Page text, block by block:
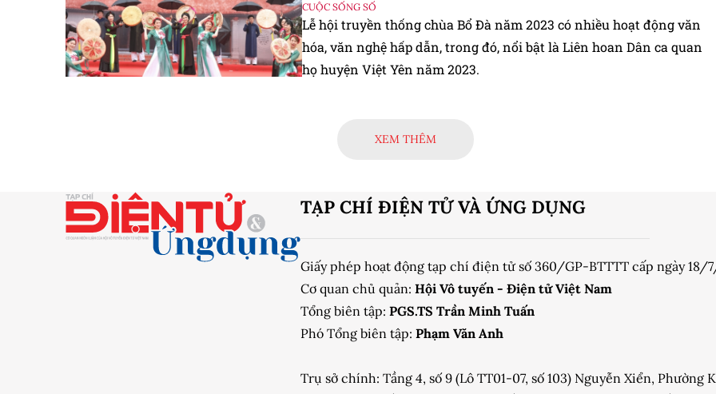
CUỘC SỐNG SỐ
Lễ hội truyền thống chùa Bổ Đà năm 2023 có nhiều hoạt động văn
hóa, văn nghệ hấp dẫn, trong đó, nổi bật là Liên hoan Dân ca quan
họ huyện Việt Yên năm 2023.
XEM THÊM
TẠP CHÍ ĐIỆN TỬ VÀ ỨNG DỤNG
Giấy phép hoạt động tạp chí điện tử số 360/GP-BTTTT cấp ngày 18/
Cơ quan chủ quản: Hội Vô tuyến - Điện tử Việt Nam
Tổng biên tập: PGS.TS Trần Minh Tuấn
Phó Tổng biên tập: Phạm Văn Anh
Trụ sở chính: Tầng 4, số 9 (Lô TT01-07, số 103) Nguyễn Xiển, Phường